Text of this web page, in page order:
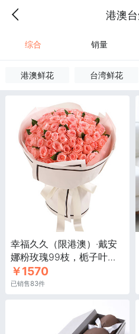
港澳
综合 销量
港澳鲜花 台湾鲜花
幸福久久（限港澳）·戴安
娜粉玫瑰99枝，栀子叶适
量
￥1570
已销售83件